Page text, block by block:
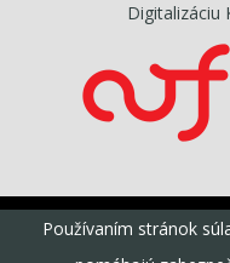
Používaním stránok
Digitalizáciu
©Kinematograf,